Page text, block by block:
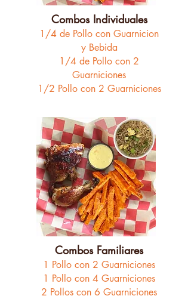
Combos Individuales
1/4 de Pollo con Guarnicion
y Bebida
1/4 de Pollo con 2
Guarniciones
1/2 Pollo con 2 Guarniciones
Combos Familiares
1 Pollo con 2 Guarniciones
1 Pollo con 4 Guarniciones
2 Pollos con 6 Guarniciones